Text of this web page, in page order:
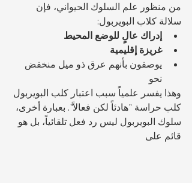
من منظور علم السلوك الحيواني، فإن
سلالة كلاب البويربول:
إدراك عالٍ للوضع المحيط
غريزة إقليمية
يوصفون بأنهم عرق ذو ميل منخفض
نحو
وهذا يفسر علمياً سبب اعتبار كلب البويربول
كلب حراسة "هادئاً لكن فعالاً". بعبارة أخرى،
سلوك البويربول ليس رد فعل تلقائياً، بل هو
قائم على